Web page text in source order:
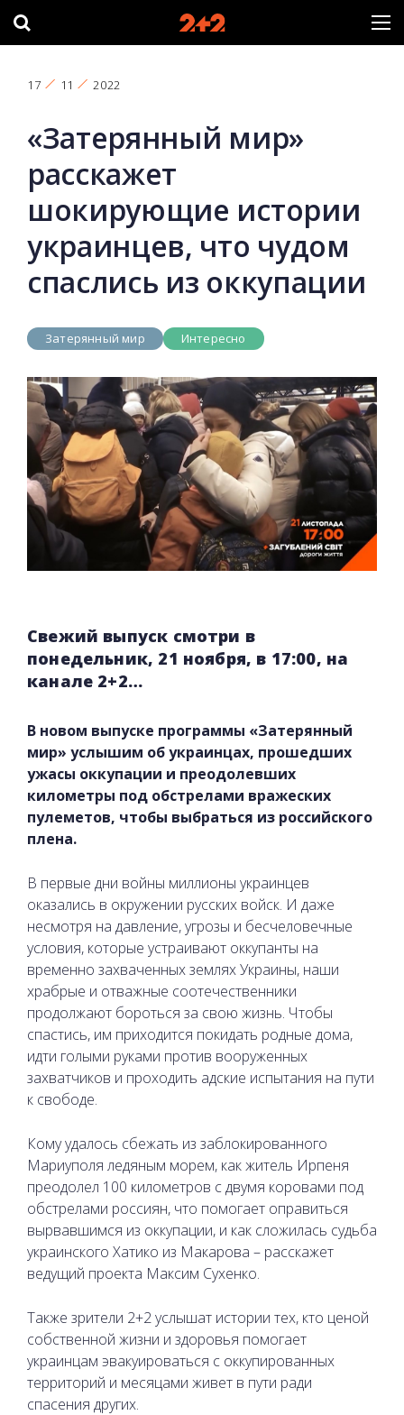
17 11 2022
«Затерянный мир»
расскажет
шокирующие истории
украинцев, что чудом
спаслись из оккупации
Затерянный мир Интересно
Свежий выпуск смотри в
понедельник, 21 ноября, в 17:00, на
канале 2+2…
В новом выпуске программы «Затерянный
мир» услышим об украинцах, прошедших
ужасы оккупации и преодолевших
километры под обстрелами вражеских
пулеметов, чтобы выбраться из российского
плена.
В первые дни войны миллионы украинцев
оказались в окружении русских войск. И даже
несмотря на давление, угрозы и бесчеловечные
условия, которые устраивают оккупанты на
временно захваченных землях Украины, наши
храбрые и отважные соотечественники
продолжают бороться за свою жизнь. Чтобы
спастись, им приходится покидать родные дома,
идти голыми руками против вооруженных
захватчиков и проходить адские испытания на пути
к свободе.
Кому удалось сбежать из заблокированного
Мариуполя ледяным морем, как житель Ирпеня
преодолел 100 километров с двумя коровами под
обстрелами россиян, что помогает оправиться
вырвавшимся из оккупации, и как сложилась судьба
украинского Хатико из Макарова – расскажет
ведущий проекта Максим Сухенко.
Также зрители 2+2 услышат истории тех, кто ценой
собственной жизни и здоровья помогает
украинцам эвакуироваться с оккупированных
территорий и месяцами живет в пути ради
спасения других.